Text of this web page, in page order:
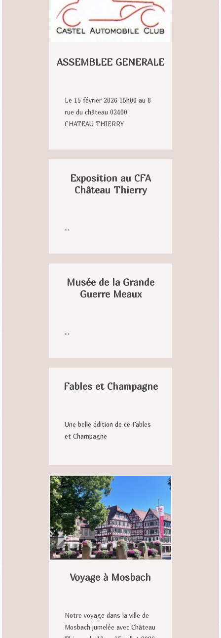
ASSEMBLEE GENERALE
Le 15 février 2026 15h00 au 8
rue du château 02400
CHATEAU THIERRY
Exposition au CFA
Château Thierry
...
Musée de la Grande
Guerre Meaux
...
Fables et Champagne
Une belle édition de ce Fables
et Champagne
Voyage à Mosbach
Notre voyage dans la ville de
Mosbach jumelée avec Château